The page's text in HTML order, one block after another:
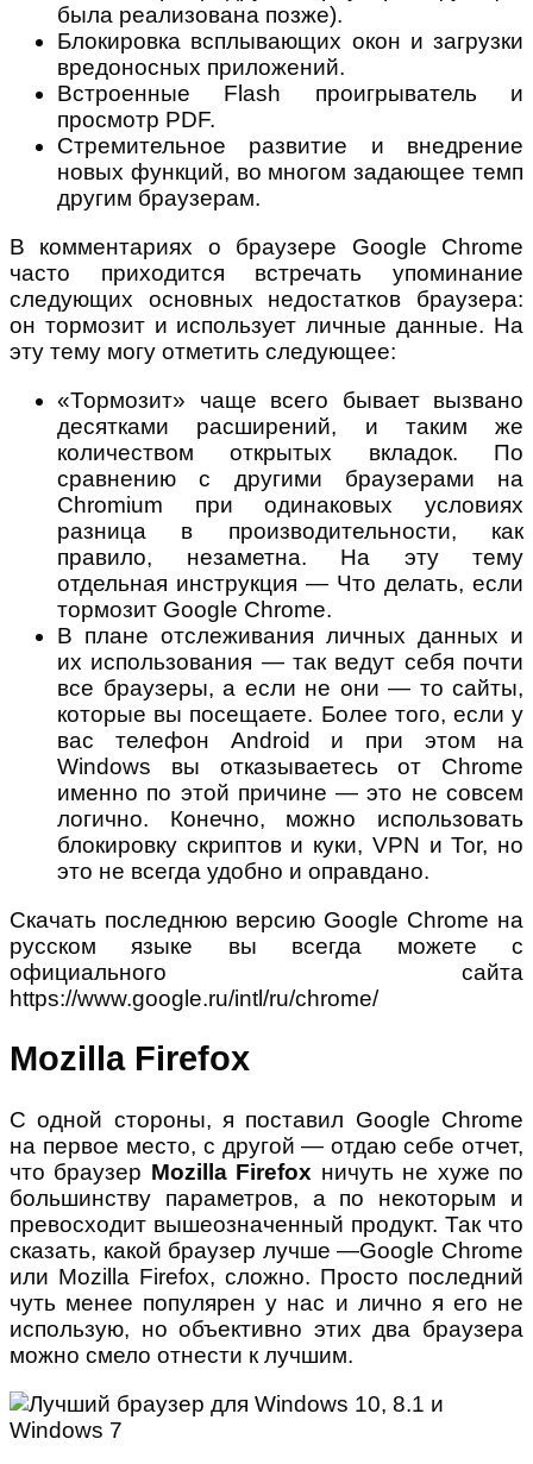
была реализована позже).
Блокировка всплывающих окон и загрузки
вредоносных приложений.
Встроенные Flash проигрыватель и
просмотр PDF.
Стремительное развитие и внедрение
новых функций, во многом задающее темп
другим браузерам.
В комментариях о браузере Google Chrome
часто приходится встречать упоминание
следующих основных недостатков браузера:
он тормозит и использует личные данные. На
эту тему могу отметить следующее:
«Тормозит» чаще всего бывает вызвано
десятками расширений, и таким же
количеством открытых вкладок. По
сравнению с другими браузерами на
Chromium при одинаковых условиях
разница в производительности, как
правило, незаметна. На эту тему
отдельная инструкция — Что делать, если
тормозит Google Chrome.
В плане отслеживания личных данных и
их использования — так ведут себя почти
все браузеры, а если не они — то сайты,
которые вы посещаете. Более того, если у
вас телефон Android и при этом на
Windows вы отказываетесь от Chrome
именно по этой причине — это не совсем
логично. Конечно, можно использовать
блокировку скриптов и куки, VPN и Tor, но
это не всегда удобно и оправдано.
Скачать последнюю версию Google Chrome на
русском языке вы всегда можете с
официального сайта
https://www.google.ru/intl/ru/chrome/
Mozilla Firefox
С одной стороны, я поставил Google Chrome
на первое место, с другой — отдаю себе отчет,
что браузер Mozilla Firefox ничуть не хуже по
большинству параметров, а по некоторым и
превосходит вышеозначенный продукт. Так что
сказать, какой браузер лучше —Google Chrome
или Mozilla Firefox, сложно. Просто последний
чуть менее популярен у нас и лично я его не
использую, но объективно этих два браузера
можно смело отнести к лучшим.